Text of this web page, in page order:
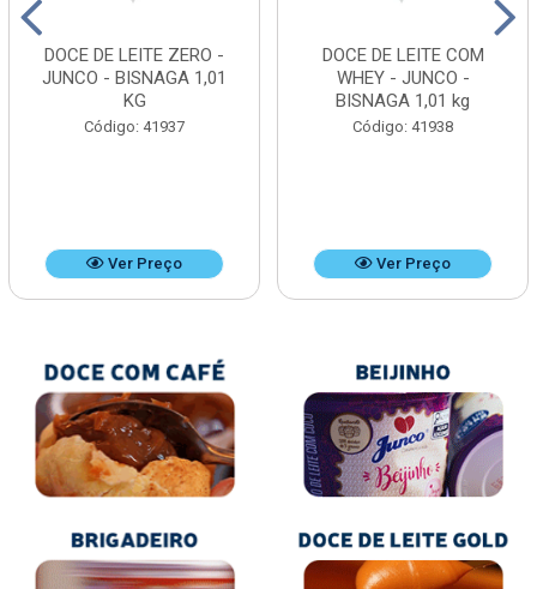
DOCE DE LEITE ZERO -
JUNCO - BISNAGA 1,01
KG
Código: 41937
Ver Preço
DOCE DE LEITE COM
WHEY - JUNCO -
BISNAGA 1,01 kg
Código: 41938
Ver Preço